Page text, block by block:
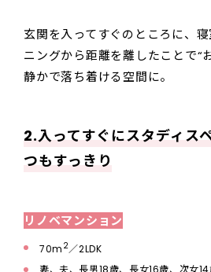
玄関を入ってすぐのところに、
ニングから距離を離したことで“
静かで落ち着ける空間に。
2.入ってすぐにスタディス
つもすっきり
リノベマンション
70m 2／2LDK